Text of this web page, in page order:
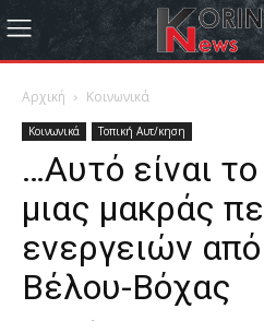
Αρχική Κοινωνικά
Κοινωνικά Τοπική Αυτ/κηση
…Αυτό είναι
μιας μακράς
ενεργειών
Βέλου-Βόχας